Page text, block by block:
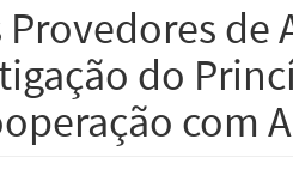
Provedores de
do
com